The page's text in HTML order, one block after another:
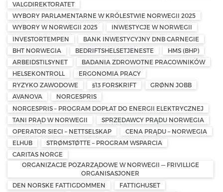
VALGDIREKTORATET
WYBORY PARLAMENTARNE W KRÓLESTWIE NORWEGII 2025
WYBORY W NORWEGII 2025
INWESTYCJE W NORWEGII
INVESTORTEMPEN
BANK INWESTYCYJNY DNB CARNEGIE
BHT NORWEGIA
BEDRIFTSHELSETJENESTE
HMS (BHP)
ARBEIDSTILSYNET
BADANIA ZDROWOTNE PRACOWNIKÓW
HELSEKONTROLL
ERGONOMIA PRACY
RYZYKO ZAWODOWE
§13 FORSKRIFT
GRØNN JOBB
AVANOVA
NORGESPRIS
NORGESPRIS – PROGRAM DOPŁAT DO ENERGII ELEKTRYCZNEJ
TANI PRĄD W NORWEGII
SPRZEDAWCY PRĄDU NORWEGIA
OPERATOR SIECI – NETTSELSKAP
CENA PRĄDU – NORWEGIA
ELHUB
STRØMSTØTTE – PROGRAM WSPARCIA
CARITAS NORGE
ORGANIZACJE POZARZĄDOWE W NORWEGII — FRIVILLIGE
ORGANISASJONER
DEN NORSKE FATTIGDOMMEN
FATTIGHUSET